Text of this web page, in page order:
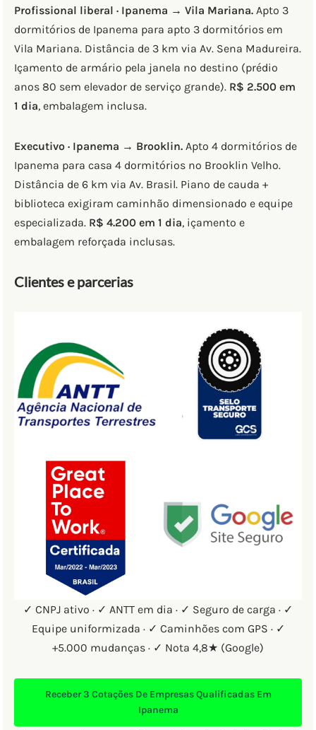
Profissional liberal · Ipanema → Vila Mariana. Apto 3
dormitórios de Ipanema para apto 3 dormitórios em
Vila Mariana. Distância de 3 km via Av. Sena Madureira.
Içamento de armário pela janela no destino (prédio
anos 80 sem elevador de serviço grande). R$ 2.500 em
1 dia, embalagem inclusa.
Executivo · Ipanema → Brooklin. Apto 4 dormitórios de
Ipanema para casa 4 dormitórios no Brooklin Velho.
Distância de 6 km via Av. Brasil. Piano de cauda +
biblioteca exigiram caminhão dimensionado e equipe
especializada. R$ 4.200 em 1 dia, içamento e
embalagem reforçada inclusas.
Clientes e parcerias
✓ CNPJ ativo · ✓ ANTT em dia · ✓ Seguro de carga · ✓
Equipe uniformizada · ✓ Caminhões com GPS · ✓
+5.000 mudanças · ✓ Nota 4,8★ (Google)
Receber3 CotaçõesDe Empresas Qualificadas Em
Ipanema